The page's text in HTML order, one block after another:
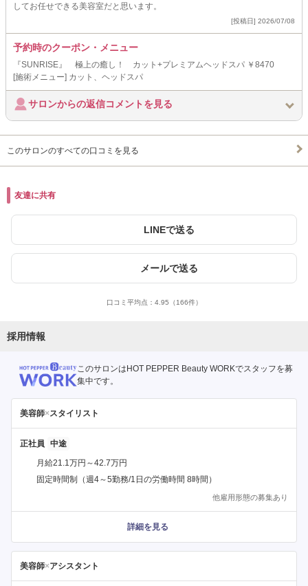
してお任せできる美容室だと思います。
[投稿日] 2026/07/08
予約時のクーポン・メニュー
『SUNRISE』 極上の癒し！ カット+プレミアムヘッドスパ ￥8470
[施術メニュー] カット、ヘッドスパ
サロンからの返信コメントを見る
このサロンのすべての口コミを見る
友達に共有
LINEで送る
メールで送る
口コミ平均点： 4.95 （166件）
採用情報
このサロンはHOT PEPPER Beauty WORKでスタッフを募
集中です。
美容師× スタイリスト
正社員
月給21.1万円～42.7万円
固定時間制（週4～5勤務/1日の労働時間 8時間）
他雇用形態の募集あり
詳細を見る
美容師×アシスタント